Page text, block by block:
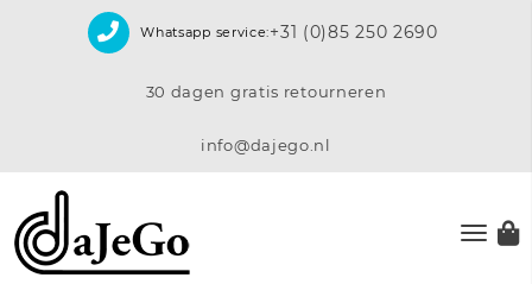
Whatsapp service:+31 (0)85 250 2690
30 dagen gratis retourneren
info@dajego.nl